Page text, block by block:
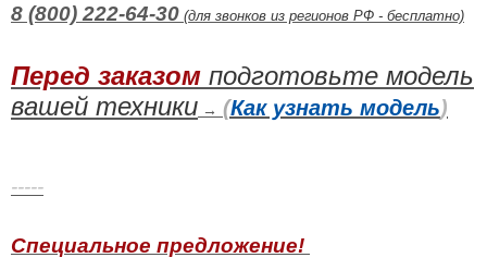
8 (800) 222-64-30 (для звонков из регионов РФ - бесплатно)
Перед заказом подготовьте модель
вашей техники → (Как узнать модель)
-----
Специальное предложение!